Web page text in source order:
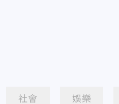
社會 娛樂